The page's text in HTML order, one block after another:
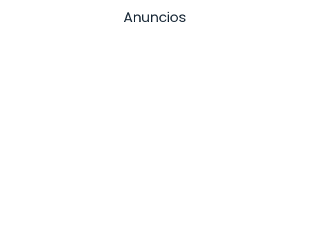
Anuncios